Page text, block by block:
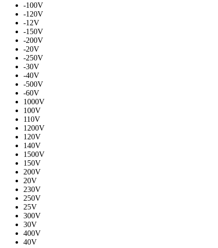
-100V
-120V
-12V
-150V
-200V
-20V
-250V
-30V
-40V
-500V
-60V
1000V
100V
110V
1200V
120V
140V
1500V
150V
200V
20V
230V
250V
25V
300V
30V
400V
40V